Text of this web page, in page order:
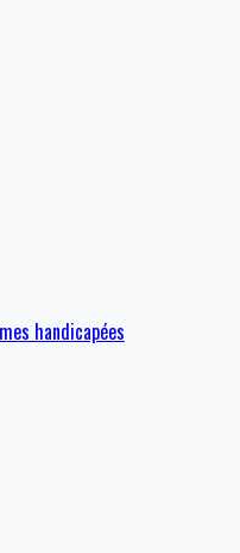
handicapées